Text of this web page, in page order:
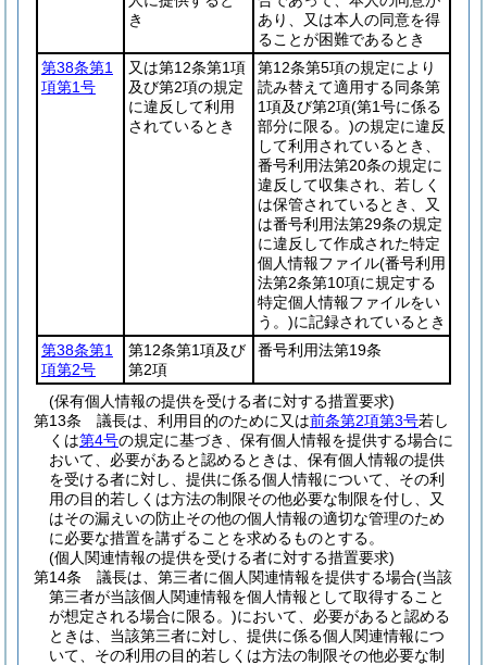
き
あり、又は本人の同意を得
ることが困難であるとき
第38条第1
項第1号
又は第12条第1項
及び第2項の規定
に違反して利用
されているとき
第12条第5項の規定により
読み替えて適用する同条第
1項及び第2項(第1号に係る
部分に限る。)の規定に違反
して利用されているとき、
番号利用法第20条の規定に
違反して収集され、若しく
は保管されているとき、又
は番号利用法第29条の規定
に違反して作成された特定
個人情報ファイル(番号利用
法第2条第10項に規定する
特定個人情報ファイルをい
う。)に記録されているとき
第38条第1
項第2号
第12条第1項及び
第2項
番号利用法第19条
(保有個人情報の提供を受ける者に対する措置要求)
第13条
議長は、利用目的のために又は前条第2項第3号若し
くは第4号の規定に基づき、保有個人情報を提供する場合に
おいて、必要があると認めるときは、保有個人情報の提供
を受ける者に対し、提供に係る個人情報について、その利
用の目的若しくは方法の制限その他必要な制限を付し、又
はその漏えいの防止その他の個人情報の適切な管理のため
に必要な措置を講ずることを求めるものとする。
(個人関連情報の提供を受ける者に対する措置要求)
第14条
議長は、第三者に個人関連情報を提供する場合(当該
第三者が当該個人関連情報を個人情報として取得すること
が想定される場合に限る。)において、必要があると認める
ときは、当該第三者に対し、提供に係る個人関連情報につ
いて、その利用の目的若しくは方法の制限その他必要な制